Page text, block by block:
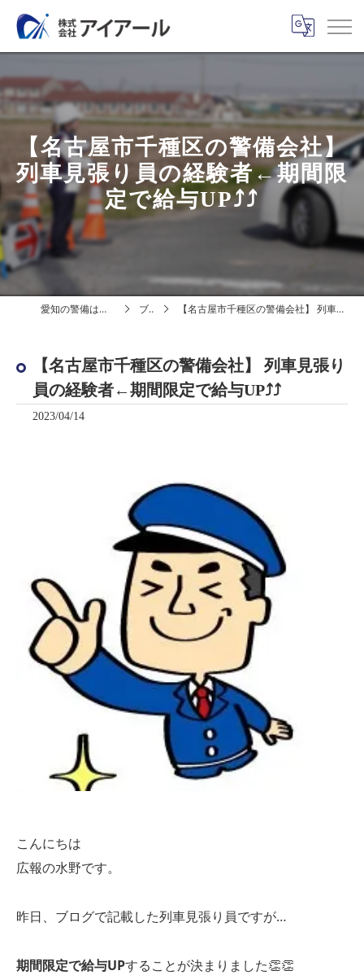
【名古屋市千種区の警備会社】
列車見張り員の経験者←期間限
定で給与UP⤴⤴
愛知の警備は株式会社アイアール ブログ 【名古屋市千種区の警備会社】 列車見張り員の経験者←期間限定で給与UP⤴⤴
【名古屋市千種区の警備会社】 列車見張り
員の経験者←期間限定で給与UP⤴⤴
2023/04/14
こんにちは
広報の水野です。
昨日、ブログで記載した列車見張り員ですが…
期間限定で給与UPすることが決まりました👏👏